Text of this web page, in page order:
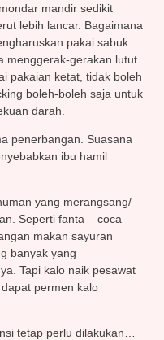
mandir sedikit
lebih lancar. Bagaimana
pakai sabuk
menggerak-gerakan lutut
pakaian ketat, tidak boleh
boleh-boleh saja untuk
darah.
penerbangan. Suasana
ibu hamil
yang merangsang/
Seperti fanta – coca
makan sayuran
banyak yang
Tapi kalo naik pesawat
permen kalo
tetap perlu dilakukan…